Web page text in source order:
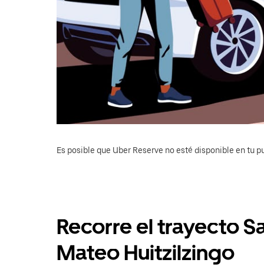
Es posible que Uber Reserve no esté disponible en tu
Recorre el trayecto
Mateo Huitzilzingo